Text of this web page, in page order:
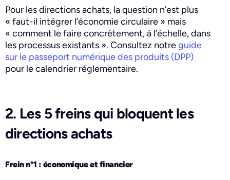
Pour les directions achats, la question n’est plus
« faut-il intégrer l’économie circulaire » mais
« comment le faire concrètement, à l’échelle, dans
les processus existants ». Consultez notreguide
sur le passeport numérique des produits (DPP)
pour le calendrier réglementaire.
2. Les 5 freins qui bloquent les
directions achats
Frein n°1 : économique et financier